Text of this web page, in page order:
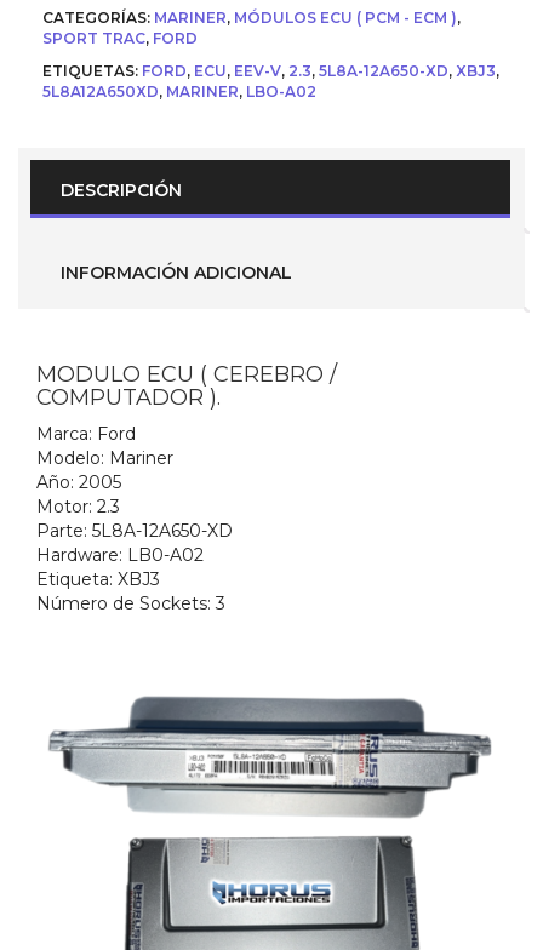
/
Computador
para
Ford
Parte
12A650-
CATEGORÍAS: MARINER, MÓDULOS ECU ( PCM - ECM ),
SPORT TRAC, FORD
ETIQUETAS: FORD, ECU, EEV-V, 2.3, 5L8A-12A650-XD, XBJ3,
5L8A12A650XD, MARINER, LBO-A02
DESCRIPCIÓN
INFORMACIÓN ADICIONAL
MODULO ECU ( CEREBRO /
COMPUTADOR ).
Marca: Ford
Modelo: Mariner
Año: 2005
Motor: 2.3
Parte: 5L8A-12A650-XD
Hardware: LB0-A02
Etiqueta: XBJ3
Número de Sockets: 3